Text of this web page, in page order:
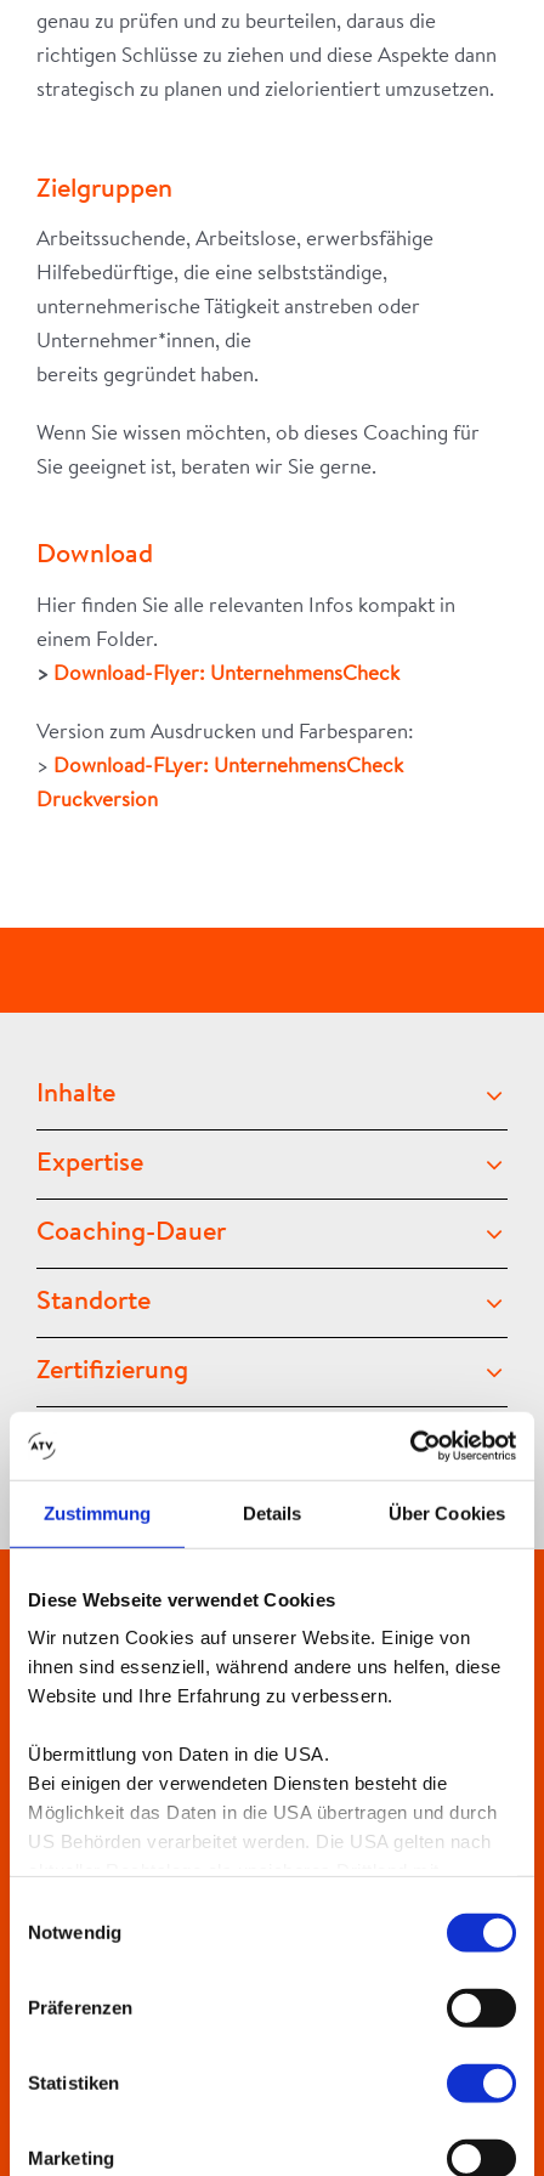
Zustimmung Details Über Cookies
Diese Webseite verwendet Cookies
Wir nutzen Cookies auf unserer Website. Einige von
ihnen sind essenziell, während andere uns helfen, diese
Website und Ihre Erfahrung zu verbessern.
Übermittlung von Daten in die USA.
Bei einigen der verwendeten Diensten besteht die
Möglichkeit das Daten in die USA übertragen und durch
US Behörden verarbeitet werden. Die USA gelten nach
Nähere Informationen erhalten Sie in unserer
Notwendig
Präferenzen
Statistiken
Marketing
genau zu prüfen und zu beurteilen, daraus die
richtigen Schlüsse zu ziehen und diese Aspekte dann
strategisch zu planen und zielorientiert umzusetzen.
Zielgruppen
Arbeitssuchende, Arbeitslose, erwerbsfähige
Hilfebedürftige, die eine selbstständige,
unternehmerische Tätigkeit anstreben oder
Unternehmer*innen, die
bereits gegründet haben.
Wenn Sie wissen möchten, ob dieses Coaching für
Sie geeignet ist, beraten wir Sie gerne.
Download
Hier finden Sie alle relevanten Infos kompakt in
einem Folder.
> Download-Flyer: UnternehmensCheck
Version zum Ausdrucken und Farbesparen:
> Download-FLyer: UnternehmensCheck
Druckversion
Inhalte
Expertise
Coaching-Dauer
Standorte
Zertifizierung
Förderung
Teilnehmerstimmen
„Obwohl ich anfangs sehr skeptisch war, bin
Tolles Team, auch im Backoffice, das einem